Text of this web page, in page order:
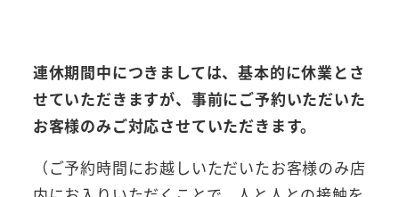
連休期間中につきましては、基本的に休業とさ
せていただきますが、事前にご予約いただいた
お客様のみご対応させていただきます。
（ご予約時間にお越しいただいたお客様のみ店